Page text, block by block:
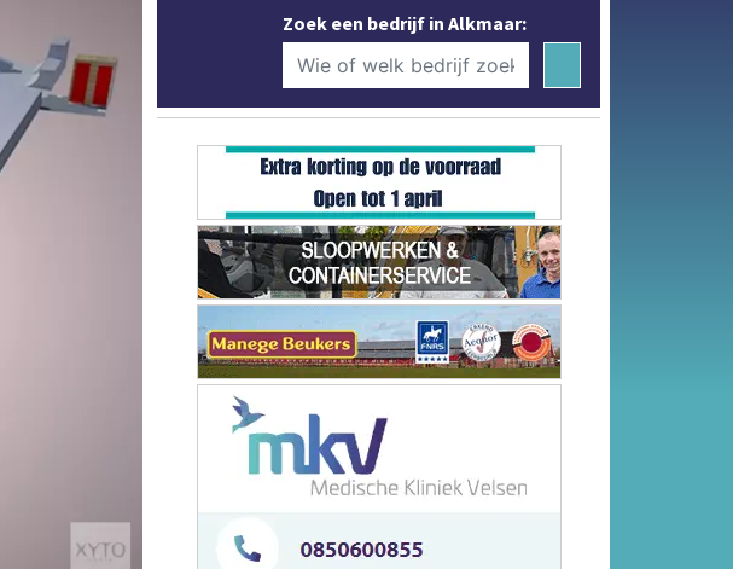
Zoek een bedrijf in Alkmaar: